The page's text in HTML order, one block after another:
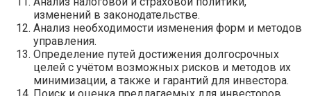
изменений в законодательстве.
Анализ необходимости изменения форм и методов
управления.
Определение путей достижения долгосрочных
целей с учётом возможных рисков и методов их
минимизации, а также и гарантий для инвестора.